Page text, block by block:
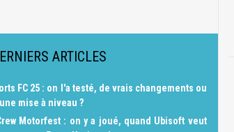
ARTICLES
FC 25 : on l'a testé, de vrais changements ou
mise à niveau ?
Motorfest : on y a joué, quand Ubisoft veut